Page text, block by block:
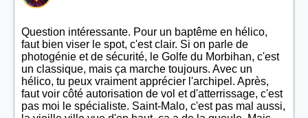
Question intéressante. Pour un baptême en hélico,
faut bien viser le spot, c'est clair. Si on parle de
photogénie et de sécurité, le Golfe du Morbihan, c'est
un classique, mais ça marche toujours. Avec un
hélico, tu peux vraiment apprécier l'archipel. Après,
faut voir côté autorisation de vol et d'atterrissage, c'est
pas moi le spécialiste. Saint-Malo, c'est pas mal aussi,